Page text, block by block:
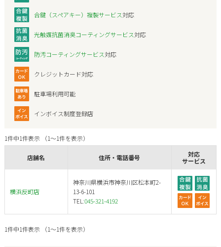
合鍵（スペアキー）複製サービス対応
光触媒抗菌消臭コーティングサービス対応
防汚コーティングサービス対応
クレジットカード対応
駐車場利用可能
インボイス制度登録店
1件中1件表示 （1～1件を表示）
店舗名 住所・電話番号
対応
サービス
横浜反町店
神奈川県横浜市神奈川区松本町2-
13-6-101
TEL:045-321-4192
1件中1件表示 （1～1件を表示）